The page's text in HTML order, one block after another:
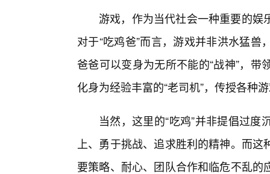
游戏，作为当代社会一种重要的娱
对于“吃鸡爸”而言，游戏并非洪水猛
爸爸可以变身为无所不能的“战神”，
化身为经验丰富的“老司机”，传授各种
当然，这里的“吃鸡”并非提倡过
上、勇于挑战、追求胜利的精神。而
要策略、耐心、团队合作和临危不乱